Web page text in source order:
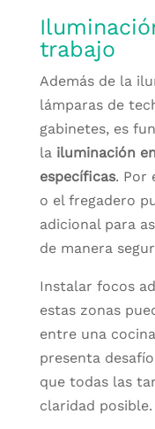
trabajo
Además de la
lámparas de
gabinetes, es
la iluminación
específicas. Por
o el fregadero
adicional para
de manera
Instalar focos
estas zonas
entre una
presenta
que todas las
claridad posible.